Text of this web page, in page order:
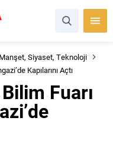
Manşet, Siyaset, Teknoloji
Kapılarını Açtı
Fuarı